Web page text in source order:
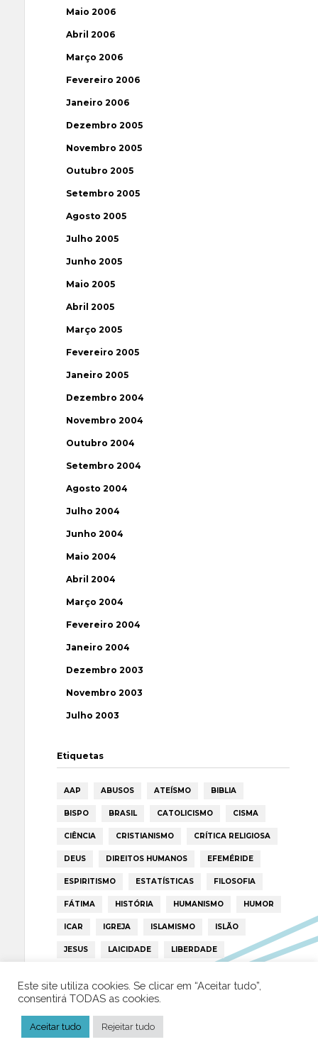
Maio 2006
Abril 2006
Março 2006
Fevereiro 2006
Janeiro 2006
Dezembro 2005
Novembro 2005
Outubro 2005
Setembro 2005
Agosto 2005
Julho 2005
Junho 2005
Maio 2005
Abril 2005
Março 2005
Fevereiro 2005
Janeiro 2005
Dezembro 2004
Novembro 2004
Outubro 2004
Setembro 2004
Agosto 2004
Julho 2004
Junho 2004
Maio 2004
Abril 2004
Março 2004
Fevereiro 2004
Janeiro 2004
Dezembro 2003
Novembro 2003
Julho 2003
Etiquetas
AAP ABUSOS ATEÍSMO BIBLIA
BISPO BRASIL CATOLICISMO CISMA
CIÊNCIA CRISTIANISMO CRÍTICA RELIGIOSA
DEUS DIREITOS HUMANOS EFEMÉRIDE
ESPIRITISMO ESTATÍSTICAS FILOSOFIA
FÁTIMA HISTÓRIA HUMANISMO HUMOR
ICAR IGREJA ISLAMISMO ISLÃO
JESUS LAICIDADE LIBERDADE
MORAL MULHER
PAPA PAPAS PEDOFILIA
PORTUGAL RELIGIÃO
Este site utiliza cookies. Se clicar em “Aceitar tudo”,
consentirá TODAS as cookies.
Aceitar tudo Rejeitar tudo